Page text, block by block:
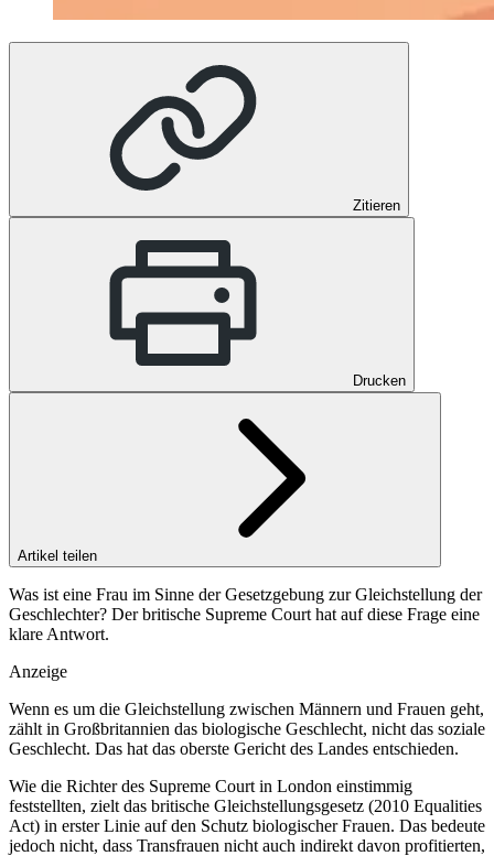
Zitieren
Drucken
Artikel teilen
Was ist eine Frau im Sinne der Gesetzgebung zur Gleichstellung der
Geschlechter? Der britische Supreme Court hat auf diese Frage eine
klare Antwort.
Anzeige
Wenn es um die Gleichstellung zwischen Männern und Frauen geht,
zählt in Großbritannien das biologische Geschlecht, nicht das soziale
Geschlecht. Das hat das oberste Gericht des Landes entschieden.
Wie die Richter des Supreme Court in London einstimmig
feststellten, zielt das britische Gleichstellungsgesetz (2010 Equalities
Act) in erster Linie auf den Schutz biologischer Frauen. Das bedeute
jedoch nicht, dass Transfrauen nicht auch indirekt davon profitierten,